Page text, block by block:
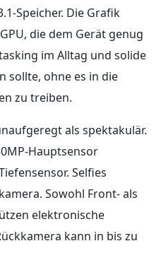
Speicher. Die Grafik
die dem Gerät genug
im Alltag und solide
sollte, ohne es in die
zu treiben.
als spektakulär.
Hauptsensor
Selfies
Sowohl Front- als
elektronische
kann in bis zu